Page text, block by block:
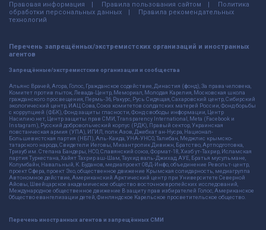
Правовая информация Правила пользования сайтом
Политика
обработки персональных данных
Правила рекомендательных
технологий
Перечень запрещённых/экстремистских организаций и иностранных
агентов
Запрещённые/экстремистские организации и сообщества
Альянс Врачей, Агора, Голос, Гражданское содействие, Династия (фонд), За права человека,
Комитет против пыток, Левада-Центр, Мемориал, Молодая Карелия, Московская школа
гражданского просвещения, Пермь-36, Ракурс, Русь Сидящая, Сахаровский центр, Сибирский
экологический центр, ИАЦ Сова, Союз комитетов солдатских матерей России, Фонд борьбы
с коррупцией (ФБК), Фонд защиты гласности, Фонд свободы информации, Центр
Насилию.нет, Центр защиты прав СМИ, Transparency International, Meta (Facebook и
Instagram), Русский добровольческий корпус (РДК), Правый сектор, Украинская
повстанческая армия (УПА), ИГИЛ, полк Азов, Джебхат ан-Нусра, Национал-
Большевистская партия (НБП), Аль-Каида, УНА-УНСО, Талибан, Меджлис крымско-
татарского народа, Свидетели Иеговы, Мизантропик Дивижн, Братство, Артподготовка,
Тризуб им. Степана Бандеры, НСО, Славянский союз, Формат-18, Хизб ут-Тахрир, Исламская
партия Туркестана, Хайят Тахрир аш-Шам, Таухид валь-Джихад, АУЕ, Братья мусульмане,
Колумбайн, Навальный, К. Буданов, медиапроект ОВД-Инфо, объединение Револьт-центр,
проект Сфера, проект Эхо, общественное движение Крымская солидарность, медиагруппа
Автономное действие, Американский Арктический центр при Университете Северной
Айовы, Швейцарское академическое общество восточноевропейских исследований,
Международное общественное движение В защиту прав избирателей Голос, Американское
Общество евангелизации детей, Финляндское Карельское просветительское общество.
Перечень иностранных агентов и запрещённых СМИ